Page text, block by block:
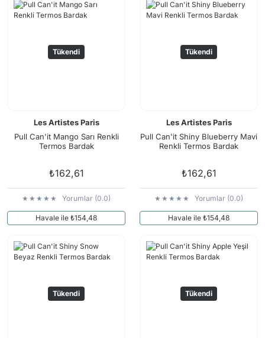
Tükendi
Les Artistes Paris
Pull Can'it Mango Sarı Renkli
Termos Bardak
₺162,61
Yorumlar (0.0)
Havale ile ₺154,48
Tükendi
Les Artistes Paris
Pull Can'it Shiny Blueberry Mavi
Renkli Termos Bardak
₺162,61
Yorumlar (0.0)
Havale ile ₺154,48
Tükendi Tükendi